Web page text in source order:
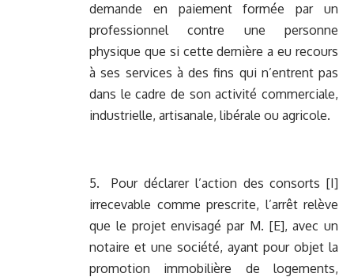
demande en paiement formée par un
professionnel contre une personne
physique que si cette dernière a eu recours
à ses services à des fins qui n’entrent pas
dans le cadre de son activité commerciale,
industrielle, artisanale, libérale ou agricole.
5. Pour déclarer l’action des consorts [I]
irrecevable comme prescrite, l’arrêt relève
que le projet envisagé par M. [E], avec un
notaire et une société, ayant pour objet la
promotion immobilière de logements,